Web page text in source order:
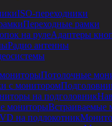
ISO-переходники
Переходные рамки
Адаптеры
Радио антенны
Потолочные
Встраиваемые